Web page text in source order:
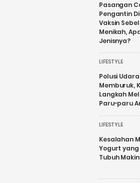
Pasangan
Pengantin
Vaksin
Menikah,
Jenisnya?
LIFESTYLE
Polusi Udara
Memburuk,
Langkah
Paru-paru
LIFESTYLE
Kesalahan
Yogurt yang
Tubuh